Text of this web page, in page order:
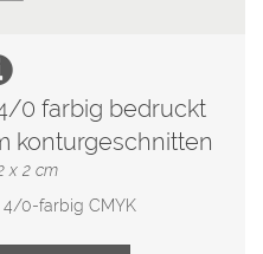
0 farbig bedruckt
konturgeschnitten
x 2 cm
4/0-farbig CMYK